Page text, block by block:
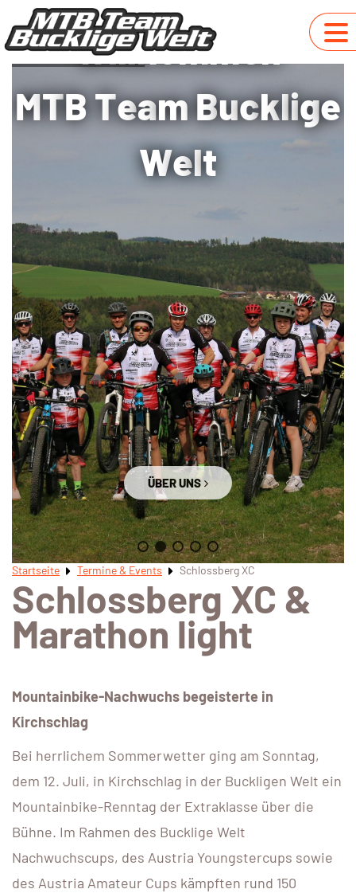
ÜBER UNS
Willkomm
MTBTeamBucklige
Welt
Startseite Termine & Events Schlossberg XC
Schlossberg XC &
Marathon light
Mountainbike-Nachwuchs begeisterte in
Kirchschlag
Bei herrlichem Sommerwetter ging am Sonntag,
dem 12. Juli, in Kirchschlag in der Buckligen Welt ein
Mountainbike-Renntag der Extraklasse über die
Bühne. Im Rahmen des Bucklige Welt
Nachwuchscups, des Austria Youngstercups sowie
des Austria Amateur Cups kämpften rund 150